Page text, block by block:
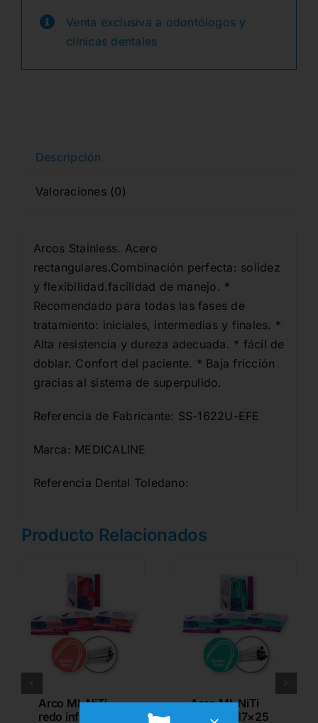
rect
sup
16x22
Venta exclusiva a odontólogos y
clínicas dentales
Descripción
Valoraciones (0)
Arcos Stainless. Acero
rectangulares.Combinación perfecta: solidez
y flexibilidad.facilidad de manejo. *
Recomendado para todas las fases de
tratamiento: iniciales, intermedias y finales. *
Alta resistencia y dureza adecuada. * fácil de
doblar. Confort del paciente. * Baja fricción
gracias al sistema de superpulido.
Referencia de Fabricante: SS-1622U-EFE
Marca: MEDICALINE
Referencia Dental Toledano:
Producto Relacionados
Arco ML NiTi
redo inf .016
Arco ML NiTi
rect sup 17×25